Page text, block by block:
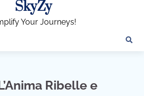
SkyZy
Your Journeys!
Ribelle e